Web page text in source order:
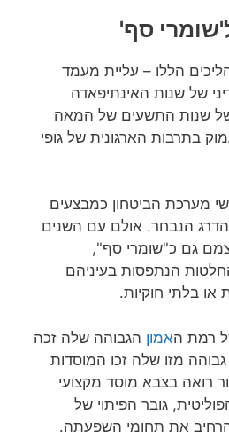
סף'
הללו – עליית מעמד
של שנות האינתיפאדה
שנות התשעים של המאה
בתרבות הארגונית של גופי
מערכת הביטחון כמבצעים
הנבחר. אולם עם השנים
גם כ"שומרי סף",
הנתפסות בעיניהם
או בלתי חוקיות.
רמת האמון הגבוהה שלה זכה
מזו שלה זכו המוסדות
רואה בצבא מוסד מקצועי
גובר הפיתוי של
את תחומי השפעתה.